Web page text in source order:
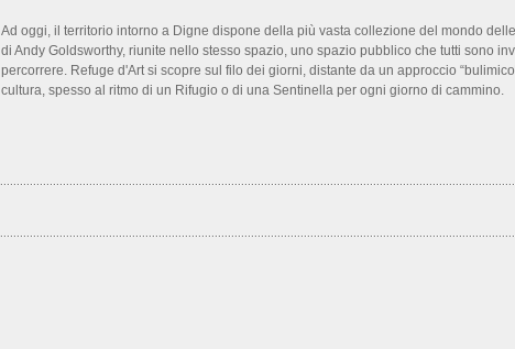
Ad oggi, il territorio intorno a Digne dispone della più vasta collezione del mondo
di Andy Goldsworthy, riunite nello stesso spazio, uno spazio pubblico che tutti sono
percorrere. Refuge d'Art si scopre sul filo dei giorni, distante da un approccio
cultura, spesso al ritmo di un Rifugio o di una Sentinella per ogni giorno di cammino.